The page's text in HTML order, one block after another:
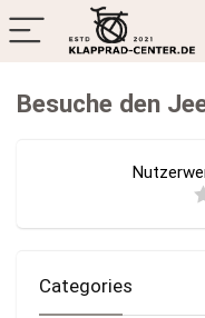
Besuche den
Categories